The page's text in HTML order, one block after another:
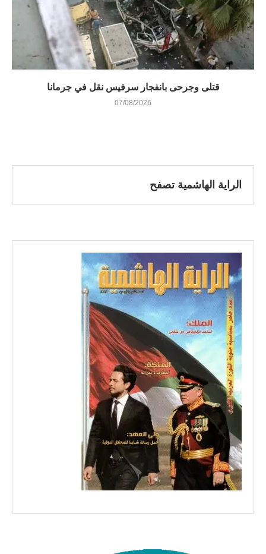
قتلى وجرحى بانفجار سرفيس نقل في جرمانا
07/08/2026
الراية الهاشمية تصفح